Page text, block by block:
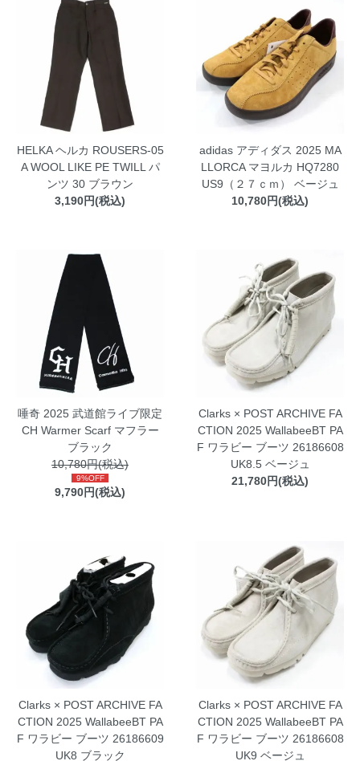
HELKA ヘルカ ROUSERS-05
A WOOL LIKE PE TWILL パ
ンツ 30 ブラウン
3,190円(税込)
adidas アディダス 2025 MA
LLORCA マヨルカ HQ7280
US9（２７ｃｍ） ベージュ
10,780円(税込)
唾奇 2025 武道館ライブ限定
CH Warmer Scarf マフラー
ブラック
10,780円(税込)
9%OFF
9,790円(税込)
Clarks × POST ARCHIVE FA
CTION 2025 WallabeeBT PA
F ワラビー ブーツ 26186608
UK8.5 ベージュ
21,780円(税込)
Clarks × POST ARCHIVE FA
CTION 2025 WallabeeBT PA
F ワラビー ブーツ 26186609
UK8 ブラック
Clarks × POST ARCHIVE FA
CTION 2025 WallabeeBT PA
F ワラビー ブーツ 26186608
UK9 ベージュ